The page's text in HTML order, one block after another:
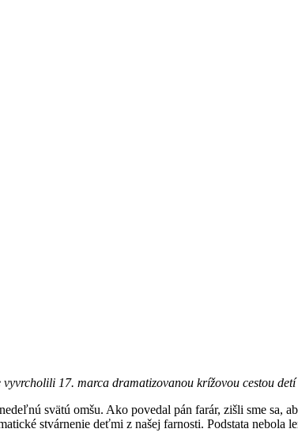
17. marca dramatizovanou krížovou cestou
svätú omšu. Ako povedal pán farár, zišli sme sa,
stvárnenie deťmi z našej farnosti. Podstata